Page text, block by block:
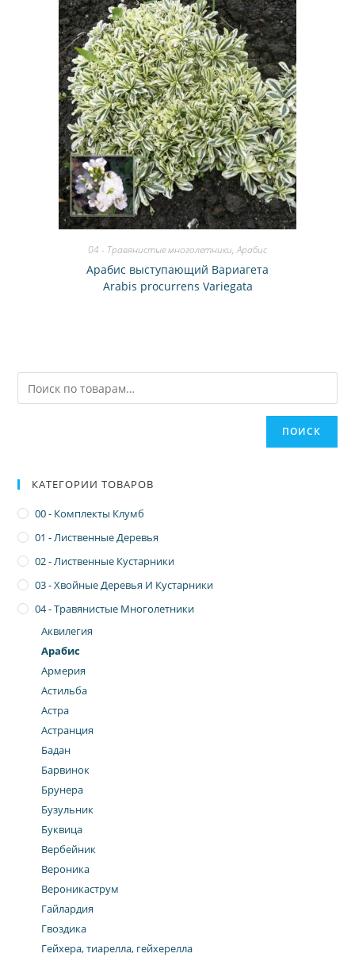
04 - Травянистые многолетники,Арабис
Арабис выступающий Вариагета
Arabis procurrens Variegata
ПОИСК
КАТЕГОРИИ ТОВАРОВ
00 - Комплекты Клумб
01 - Лиственные Деревья
02 - Лиственные Кустарники
03 - Хвойные Деревья И Кустарники
04 - Травянистые Многолетники
Аквилегия
Арабис
Армерия
Астильба
Астра
Астранция
Бадан
Барвинок
Брунера
Бузульник
Буквица
Вербейник
Вероника
Вероникаструм
Гайлардия
Гвоздика
Гейхера, тиарелла, гейхерелла